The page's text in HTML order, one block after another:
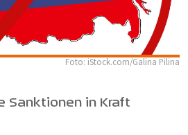
Foto: iStock.com/Galina Pilina
Sanktionen in Kraft